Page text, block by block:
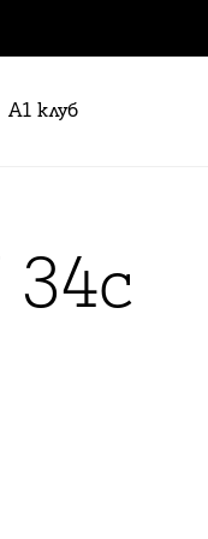
A1 клуб
34c